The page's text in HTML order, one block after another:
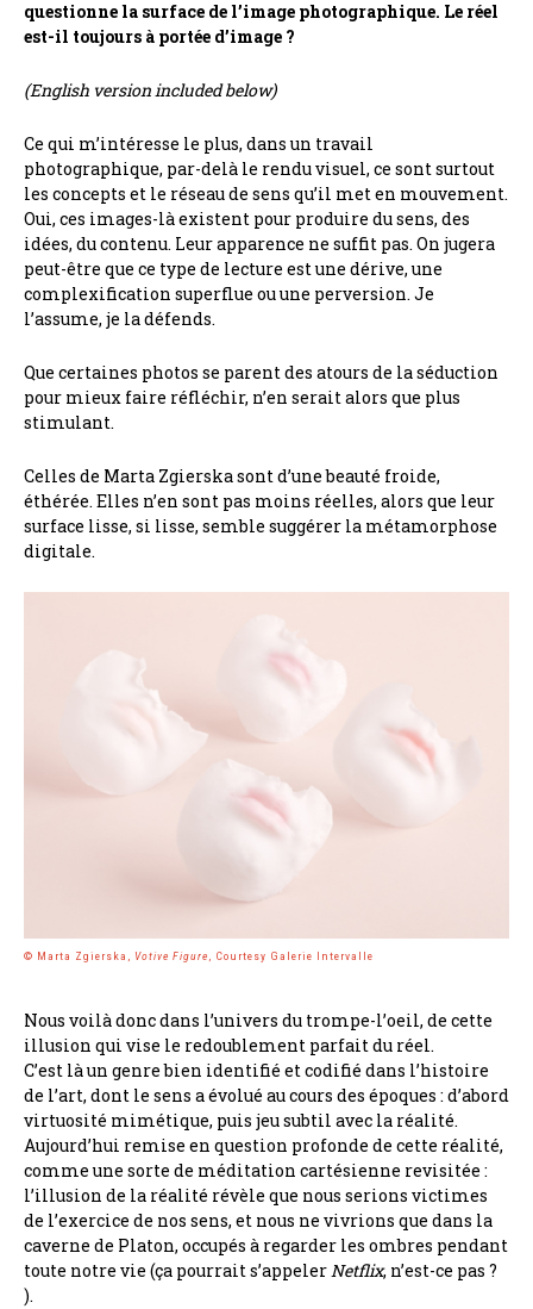
questionne la surface de l’image photographique. Le réel
est-il toujours à portée d’image ?
(English version included below)
Ce qui m’intéresse le plus, dans un travail
photographique, par-delà le rendu visuel, ce sont surtout
les concepts et le réseau de sens qu’il met en mouvement.
Oui, ces images-là existent pour produire du sens, des
idées, du contenu. Leur apparence ne suffit pas. On jugera
peut-être que ce type de lecture est une dérive, une
complexification superflue ou une perversion. Je
l’assume, je la défends.
Que certaines photos se parent des atours de la séduction
pour mieux faire réfléchir, n’en serait alors que plus
stimulant.
Celles de Marta Zgierska sont d’une beauté froide,
éthérée. Elles n’en sont pas moins réelles, alors que leur
surface lisse, si lisse, semble suggérer la métamorphose
digitale.
© Marta Zgierska, Votive Figure, Courtesy Galerie Intervalle
Nous voilà donc dans l’univers du trompe-l’oeil, de cette
illusion qui vise le redoublement parfait du réel.
C’est là un genre bien identifié et codifié dans l’histoire
de l’art, dont le sens a évolué au cours des époques : d’abord
virtuosité mimétique, puis jeu subtil avec la réalité.
Aujourd’hui remise en question profonde de cette réalité,
comme une sorte de méditation cartésienne revisitée :
l’illusion de la réalité révèle que nous serions victimes
de l’exercice de nos sens, et nous ne vivrions que dans la
caverne de Platon, occupés à regarder les ombres pendant
toute notre vie (ça pourrait s’appelerNetflix, n’est-ce pas ?
).